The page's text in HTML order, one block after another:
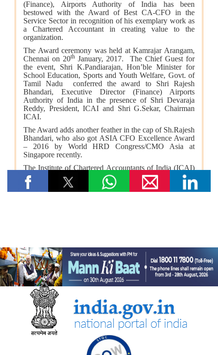
कोयला मंत्रालय की सलाहकार समिति ने वाणिज्यिक कोयला खनन सुधारों और
निजी क्षेत्र की भागीदारी को बढ़ावा देने पर चर्चा की
वाणिज्‍य एवं उद्योग मंत्रालय
भारत ने अपनी ब्रिक्स अध्यक्षता 2026 के अंतर्गत जयपुर में आयोजित 10वें
ब्रिक्स उद्योग मंत्रियों के सम्मेलन का सफल आयोजन किया
अमेरिका से ईंधन मिश्रण के लिए एथेनॉल के आयात पर कोई छूट या
प्रतिबद्धता नहीं
पेटेंट, डिज़ाइन और ट्रेडमार्क महानियंत्रक कार्यालय ने भारत के 15 केन्द्रों
पर पेटेंट और ट्रेडमार्क एजेंट परीक्षा 2027 के लिए संभावित कार्यक्रम घोषित
संचार मंत्रालय
प्रधान संचार लेखा नियंत्रक कार्यालय, दिल्ली ने पेंशन अदालत का
सफलतापूर्वक आयोजन किया
संस्‍कृति मंत्रालय
विज्ञान संस्कृति संवर्धन योजना की स्थिति
रक्षा मंत्रालय
‘अग्नि-4’ बैलिस्टिक मिसाइल का सफल परीक्षण किया गया
रक्षा मंत्री ने प्रादेशिक सेना संबंधी रक्षा मंत्रालय की संसदीय सलाहकार
समिति की बैठक की अध्यक्षता की